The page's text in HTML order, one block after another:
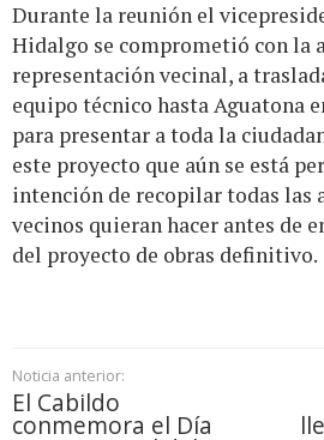
Durante la reunión el
Hidalgo se comprometió con la
representación vecinal, a
equipo técnico hasta Aguatona
para presentar a toda la
este proyecto que aún se está
intención de recopilar todas las
vecinos quieran hacer antes de
del proyecto de obras definitivo.
Noticia anterior:
El Cabildo
conmemora el Día